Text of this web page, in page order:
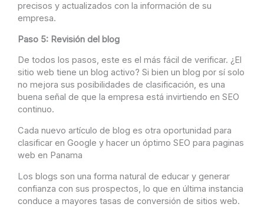
precisos y actualizados con la información de su
empresa.
Paso 5: Revisión del blog
De todos los pasos, este es el más fácil de verificar. ¿El
sitio web tiene un blog activo? Si bien un blog por sí solo
no mejora sus posibilidades de clasificación, es una
buena señal de que la empresa está invirtiendo en SEO
continuo.
Cada nuevo artículo de blog es otra oportunidad para
clasificar en Google y hacer un óptimo SEO para paginas
web en Panama
Los blogs son una forma natural de educar y generar
confianza con sus prospectos, lo que en última instancia
conduce a mayores tasas de conversión de sitios web.